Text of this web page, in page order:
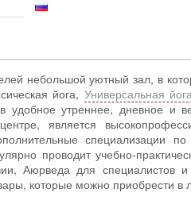
небольшой уютный зал, в
йога, Универсальная йога
удобное утреннее, дневное и
является
специализации
проводит учебно-
Аюрведа для специалистов
которые можно приобрести в